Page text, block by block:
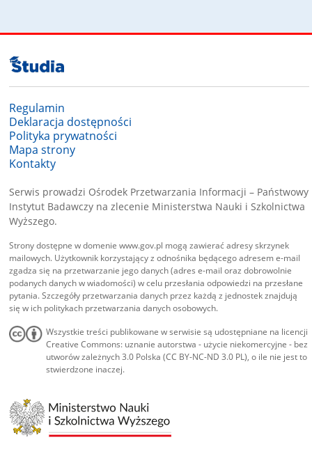
Regulamin
Deklaracja dostępności
Mapa strony
Kontakty
Serwis prowadzi Ośrodek Przetwarzania Informacji – Państwowy
Instytut Badawczy na zlecenie Ministerstwa Nauki i Szkolnictwa
Wyższego.
Strony dostępne w domenie www.gov.pl mogą zawierać adresy skrzynek
mailowych. Użytkownik korzystający z odnośnika będącego adresem e-mail
zgadza się na przetwarzanie jego danych (adres e-mail oraz dobrowolnie
podanych danych w wiadomości) w celu przesłania odpowiedzi na przesłane
pytania. Szczegóły przetwarzania danych przez każdą z jednostek znajdują
się w ich politykach przetwarzania danych osobowych.
Wszystkie treści publikowane w serwisie są udostępniane na licencji
Creative Commons: uznanie autorstwa - użycie niekomercyjne - bez
utworów zależnych 3.0 Polska (CC BY-NC-ND 3.0 PL), o ile nie jest to
stwierdzone inaczej.